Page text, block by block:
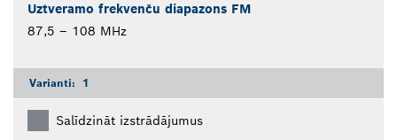
Uztveramo frekvenču diapazons FM
87,5 – 108 MHz
Varianti: 1
Salīdzināt izstrādājumus